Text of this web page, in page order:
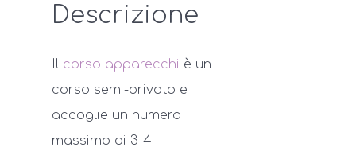
Descrizione
Il corso apparecchi è un
corso semi-privato e
accoglie un numero
massimo di 3-4